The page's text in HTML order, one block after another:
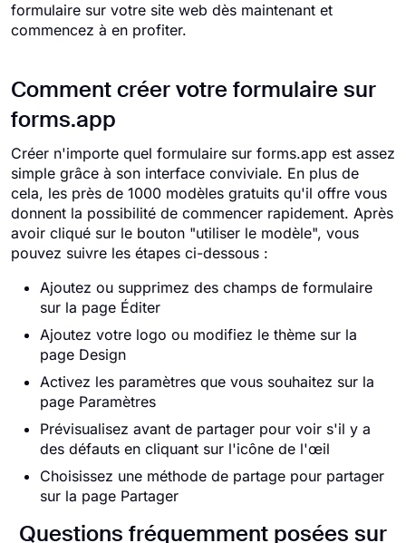
formulaire sur votre site web dès maintenant et
commencez à en profiter.
Comment créer votre formulaire sur
forms.app
Créer n'importe quel formulaire sur forms.app est assez
simple grâce à son interface conviviale. En plus de
cela, les près de 1000 modèles gratuits qu'il offre vous
donnent la possibilité de commencer rapidement. Après
avoir cliqué sur le bouton "utiliser le modèle", vous
pouvez suivre les étapes ci-dessous :
Ajoutez ou supprimez des champs de formulaire
sur la page Éditer
Ajoutez votre logo ou modifiez le thème sur la
page Design
Activez les paramètres que vous souhaitez sur la
page Paramètres
Prévisualisez avant de partager pour voir s'il y a
des défauts en cliquant sur l'icône de l'œil
Choisissez une méthode de partage pour partager
sur la page Partager
Questions fréquemment posées sur